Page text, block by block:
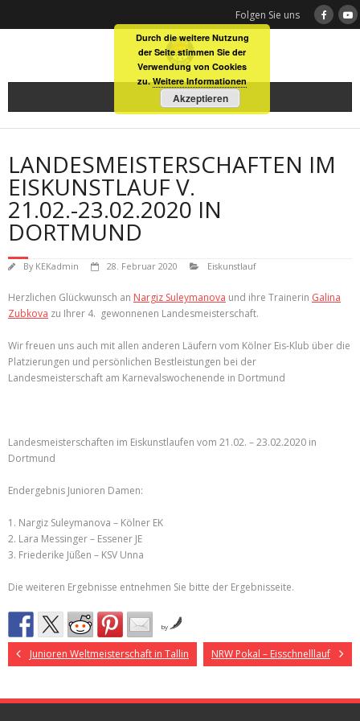
Folgen Sie uns
LANDESMEISTERSCHAFTEN IM
EISKUNSTLAUF V.
21.02.-23.02.2020 IN
DORTMUND
By KEKadmin 28. Februar 2020 Eiskunstlauf
Herzlichen Glückwunsch an Nargiz Suleymanova und ihre Trainerin Galina
Zubkova zu Ihrer 4. gewonnenen Landesmeisterschaft.
Wir freuen uns auch mit allen anderen Läufern vom Kölner Eis-Klub über die
Platzierungen und persönlichen Bestleistungen bei der
Landesmeisterschaft am Karnevalswochenende in Dortmund
Landesmeisterschaften im Eiskunstlaufen vom 21.02. – 23.02.2020 in
Dortmund
Endergebnis Junioren Damen:
1. Nargiz Suleymanova – Kölner EK
2. Lara Messinger – Essener JE
3. Friederike Jüßen – KSV Unna
Die weiteren Ergebnisse entnehmen Sie bitte der Ergebnisseite.
by
Junioren Weltmeisterschaft in Tallin NRW Pokal – Eisschnelllauf
Durch die weitere Nutzung
der Seite stimmen Sie der
Verwendung von Cookies
zu.Weitere Informationen
Akzeptieren